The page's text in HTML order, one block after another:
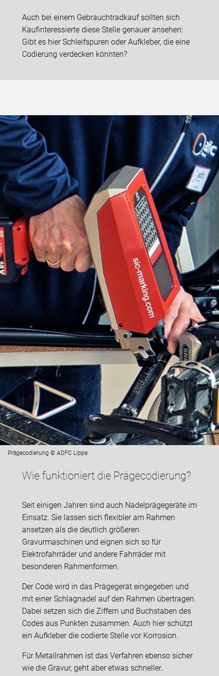
Auch bei einem Gebrauchtradkauf sollten sich
Kaufinteressierte diese Stelle genauer ansehen:
Gibt es hier Schleifspuren oder Aufkleber, die eine
Codierung verdecken könnten?
Prägecodierung © ADFC Lippe
Wie funktioniert die Prägecodierung?
Seit einigen Jahren sind auch Nadelprägegeräte im
Einsatz. Sie lassen sich flexibler am Rahmen
ansetzen als die deutlich größeren
Gravurmaschinen und eignen sich so für
Elektrofahrräder und andere Fahrräder mit
besonderen Rahmenformen.
Der Code wird in das Prägegerät eingegeben und
mit einer Schlagnadel auf den Rahmen übertragen.
Dabei setzen sich die Ziffern und Buchstaben des
Codes aus Punkten zusammen. Auch hier schützt
ein Aufkleber die codierte Stelle vor Korrosion.
Für Metallrahmen ist das Verfahren ebenso sicher
wie die Gravur, geht aber etwas schneller.